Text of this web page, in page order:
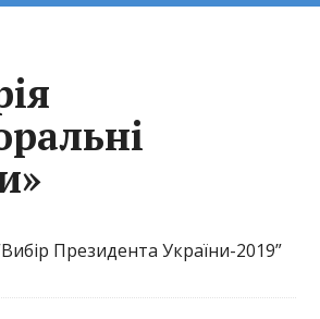
Президента України-2019”